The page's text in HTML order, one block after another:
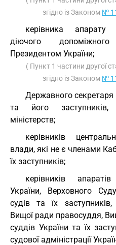
згідно із Законом №
керівника апарату
діючого
Президентом України;
( Пункт 1 частини другої
згідно із Законом №
Державного секретаря
та його заступників,
міністерств;
керівників
влади, які не є членами
їх заступників;
керівників
України, Верховного
судів та їх заступників,
Вищої ради правосуддя,
суддів України та їх
судової адміністрації